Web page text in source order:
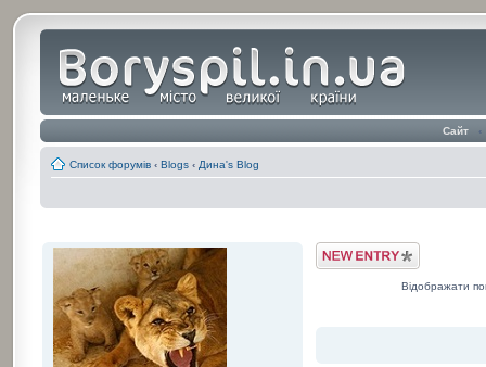
Сайт ‹
Список форумів ‹ Blogs ‹ Дина's Blog
Post a Blog Entry
Відображати